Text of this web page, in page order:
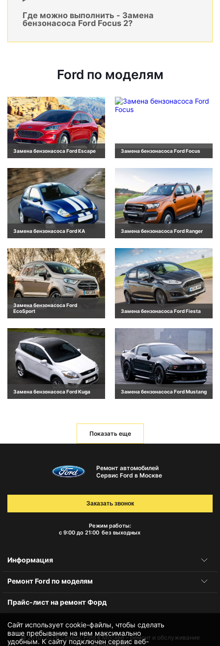
Где можно выполнить - Замена
бензонасоса Ford Focus 2?
Ford по моделям
Замена бензонасоса Ford Escape Замена бензонасоса Ford Focus
Замена бензонасоса Ford KA Замена бензонасоса Ford Ranger
Замена бензонасоса Ford
EcoSport
Замена бензонасоса Ford Fiesta
Замена бензонасоса Ford Kuga Замена бензонасоса Ford Mustang
Показать еще
Сайт использует cookie-файлы, чтобы сделать
ваше пребывание на нем максимально
удобным. К cайту подключен сервис веб-
Ремонт автомобилей
Сервис Ford в Москве
Режим работы:
с 9:00 до 21:00 без выходных
Заказать звонок
Информация
Ремонт Ford по моделям
Прайс-лист на ремонт Форд
© 2010-2026Сервис Ford в Москве – ремонт и обслуживание